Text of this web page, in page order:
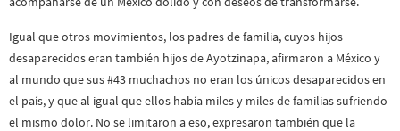
Igual que otros movimientos, los padres de familia, cuyos hijos
desaparecidos eran también hijos de Ayotzinapa, afirmaron a México y
al mundo que sus #43 muchachos no eran los únicos desaparecidos en
el país, y que al igual que ellos había miles y miles de familias sufriendo
el mismo dolor. No se limitaron a eso, expresaron también que la